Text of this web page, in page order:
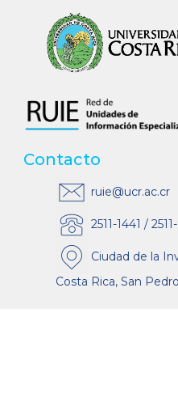
Contacto
ruie@ucr.ac.cr
2511-1441 /
Ciudad de la
Costa Rica, San